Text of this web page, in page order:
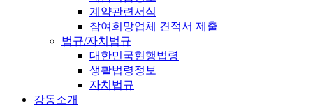
계약관련서식
참여희망업체 견적서 제출
법규/자치법규
대한민국현행법령
생활법령정보
자치법규
강동소개